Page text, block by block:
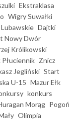
Ekstraklasa
Wigry Suwałki
Dajtki
Nowy Dwór
Królikowski
Płuciennik Znicz
Jegliński Start
U-15 Mazur Ełk
konkurs
Morąg Pogoń
Olimpia